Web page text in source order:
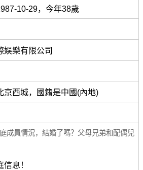
10-29，今年38歲
娛樂有限公司
京西城，國籍是中國(內地)
成員情況，結婚了嗎？父母兄弟和配偶兒
息！